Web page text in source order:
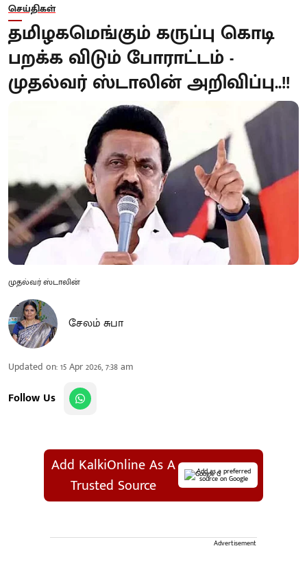
செய்திகள்
தமிழகமெங்கும் கருப்பு கொடி
பறக்க விடும் போராட்டம் -
முதல்வர் ஸ்டாலின் அறிவிப்பு..!!
முதல்வர் ஸ்டாலின்
சேலம் சுபா
Updated on:15 Apr 2026, 7:38 am
Follow Us
Add KalkiOnline As A
Trusted Source
Add as a preferred
source on Google
Advertisement